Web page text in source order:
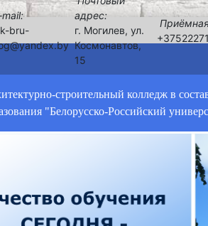
mail:
bru-
адрес:
г. Могилев, ул.
Космонавтов,
15
строительный колледж в
"Белорусско-Российский